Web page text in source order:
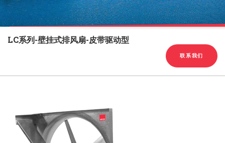
联系我们
LC系列-壁挂式排风扇-皮带驱动型
联系我们